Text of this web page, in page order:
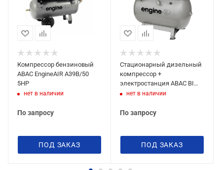
Компрессор бензиновый
ABAC EngineAIR A39B/50
5HP
нет в наличии
По запросу
ПОД ЗАКАЗ
Стационарный дизельный
компрессор +
электростанция ABAC BI
EngineAIR B4900/270 7HP
нет в наличии
По запросу
ПОД ЗАКАЗ